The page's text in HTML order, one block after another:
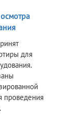
для
проведения